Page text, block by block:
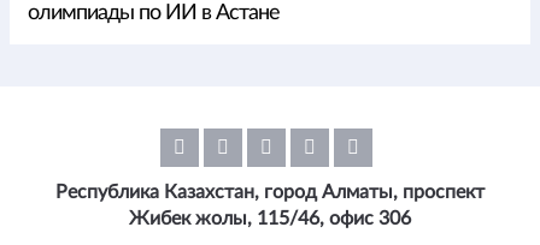
олимпиады по ИИ в Астане
Республика Казахстан, город Алматы, проспект
Жибек жолы, 115/46, офис 306